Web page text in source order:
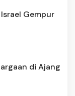
Gempur
di Ajang